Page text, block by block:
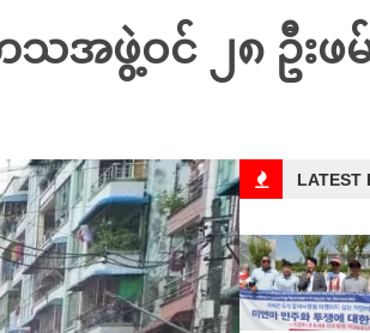
သအဖွဲ့ဝင် ၂၈ ဦးဖ
LATEST